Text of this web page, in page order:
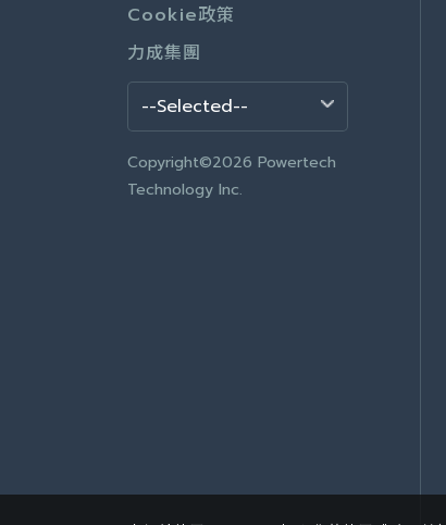
Cookie政策
力成集團
Copyright©2026 Powertech
Technology Inc.